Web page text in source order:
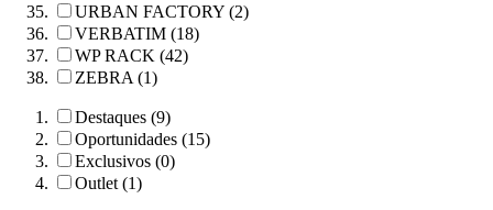
URBAN FACTORY (2)
VERBATIM (18)
WP RACK (42)
ZEBRA (1)
Destaques (9)
Oportunidades (15)
Exclusivos (0)
Outlet (1)